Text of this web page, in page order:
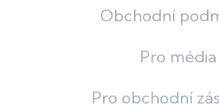
Obchodní
Pro média
Pro obchodní